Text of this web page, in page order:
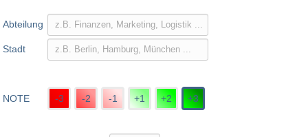
Abteilung
Stadt
NOTE -3 -2 -1 +1 +2 +3